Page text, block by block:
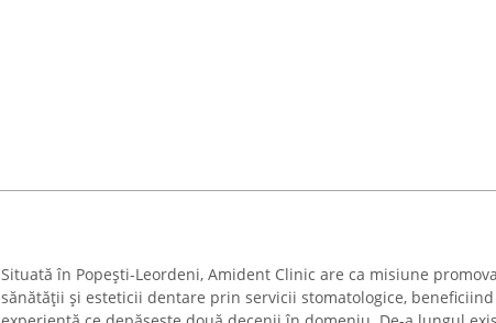
Situată în Popești-Leordeni, Amident Clinic are ca misiune
sănătății și esteticii dentare prin servicii stomatologice,